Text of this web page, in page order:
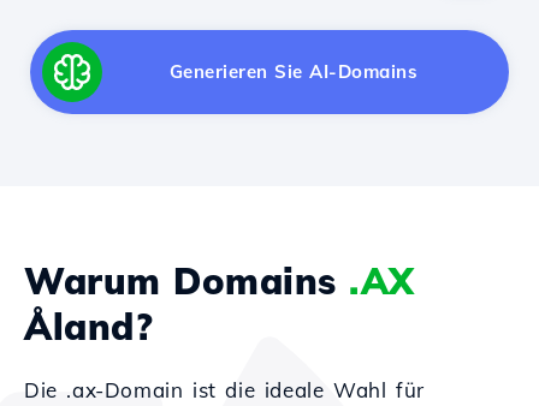
Generieren Sie AI-Domains
Warum Domains .AX
Åland?
Die .ax-Domain ist die ideale Wahl für